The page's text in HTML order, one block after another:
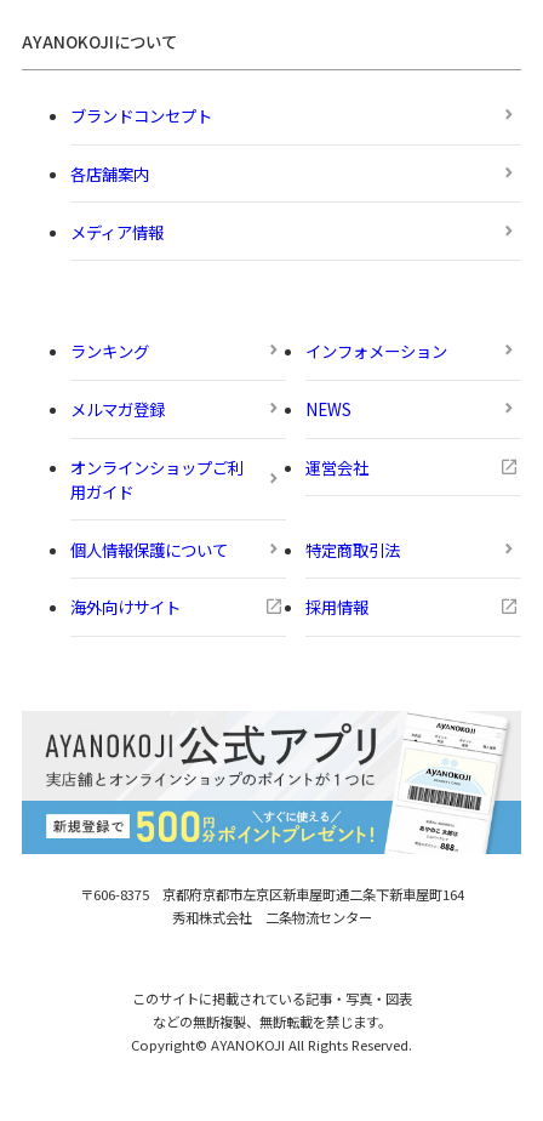
〒606-8375 京都府京都市左京区新車屋町通二条下新車屋町164
秀和株式会社 二条物流センター
AYANOKOJIについて
ブランドコンセプト
各店舗案内
メディア情報
ランキング インフォメーション
メルマガ登録 NEWS
オンラインショップご利
用ガイド
運営会社
個人情報保護について 特定商取引法
海外向けサイト 採用情報
このサイトに掲載されている記事・写真・図表
などの無断複製、無断転載を禁じます。
Copyright© AYANOKOJI All Rights Reserved.